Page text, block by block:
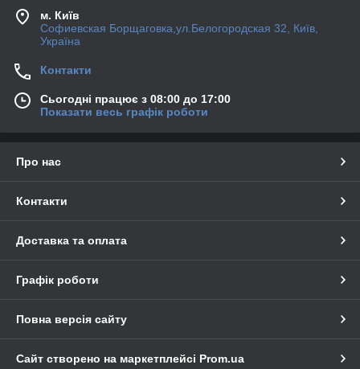
м. Київ
Софиевская Борщаговка,ул.Белогородская 32, Київ,
Україна
Контакти
Сьогодні працює з 08:00 до 17:00
Показати весь графік роботи
Про нас
Контакти
Доставка та оплата
Графік роботи
Повна версія сайту
Сайт створено на маркетплейсі Prom.ua